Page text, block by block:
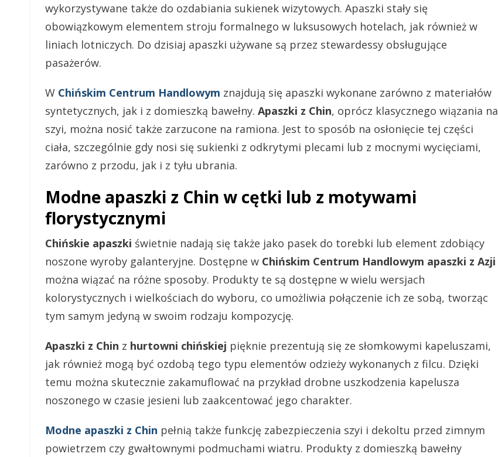
wykorzystywane także do ozdabiania sukienek wizytowych. Apaszki stały się
obowiązkowym elementem stroju formalnego w luksusowych hotelach, jak również w
liniach lotniczych. Do dzisiaj apaszki używane są przez stewardessy obsługujące
pasażerów.
W Chińskim Centrum Handlowym znajdują się apaszki wykonane zarówno z materiałów
syntetycznych, jak i z domieszką bawełny. Apaszki z Chin, oprócz klasycznego wiązania na
szyi, można nosić także zarzucone na ramiona. Jest to sposób na osłonięcie tej części
ciała, szczególnie gdy nosi się sukienki z odkrytymi plecami lub z mocnymi wycięciami,
zarówno z przodu, jak i z tyłu ubrania.
Modne apaszki z Chin w cętki lub z motywami
florystycznymi
Chińskie apaszki świetnie nadają się także jako pasek do torebki lub element zdobiący
noszone wyroby galanteryjne. Dostępne w Chińskim Centrum Handlowym apaszki z Azji
można wiązać na różne sposoby. Produkty te są dostępne w wielu wersjach
kolorystycznych i wielkościach do wyboru, co umożliwia połączenie ich ze sobą, tworząc
tym samym jedyną w swoim rodzaju kompozycję.
Apaszki z Chin z hurtowni chińskiej pięknie prezentują się ze słomkowymi kapeluszami,
jak również mogą być ozdobą tego typu elementów odzieży wykonanych z filcu. Dzięki
temu można skutecznie zakamuflować na przykład drobne uszkodzenia kapelusza
noszonego w czasie jesieni lub zaakcentować jego charakter.
Modne apaszki z Chin pełnią także funkcję zabezpieczenia szyi i dekoltu przed zimnym
powietrzem czy gwałtownymi podmuchami wiatru. Produkty z domieszką bawełny